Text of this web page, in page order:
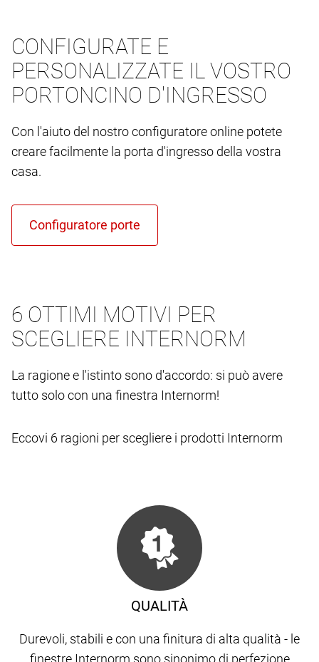
CONFIGURATE E
PERSONALIZZATE IL VOSTRO
PORTONCINO D'INGRESSO
Con l'aiuto del nostro configuratore online potete
creare facilmente la porta d'ingresso della vostra
casa.
6 OTTIMI MOTIVI PER
SCEGLIERE INTERNORM
La ragione e l'istinto sono d'accordo: si può avere
tutto solo con una finestra Internorm!
Eccovi 6 ragioni per scegliere i prodotti Internorm
QUALITÀ
Durevoli, stabili e con una finitura di alta qualità - le
finestre Internorm sono sinonimo di perfezione